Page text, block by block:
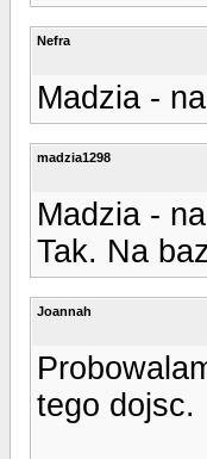
Nefra
Madzia -
madzia1298
Madzia -
Tak. Na
Joannah
tego dojsc.